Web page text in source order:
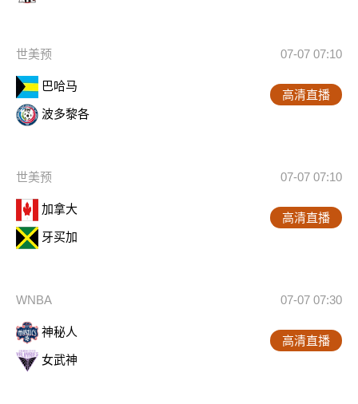
世美预 07-07 07:10
巴哈马
波多黎各
高清直播
世美预 07-07 07:10
加拿大
牙买加
高清直播
WNBA 07-07 07:30
神秘人
女武神
高清直播